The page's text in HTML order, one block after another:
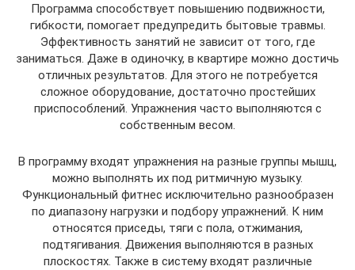
Программа способствует повышению подвижности,
гибкости, помогает предупредить бытовые травмы.
Эффективность занятий не зависит от того, где
заниматься. Даже в одиночку, в квартире можно достичь
отличных результатов. Для этого не потребуется
сложное оборудование, достаточно простейших
приспособлений. Упражнения часто выполняются с
собственным весом.
В программу входят упражнения на разные группы мышц,
можно выполнять их под ритмичную музыку.
Функциональный фитнес исключительно разнообразен
по диапазону нагрузки и подбору упражнений. К ним
относятся приседы, тяги с пола, отжимания,
подтягивания. Движения выполняются в разных
плоскостях. Также в систему входят различные